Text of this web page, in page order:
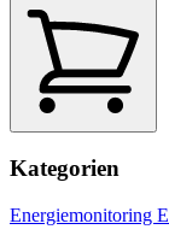
Kategorien
Energiemonitoring